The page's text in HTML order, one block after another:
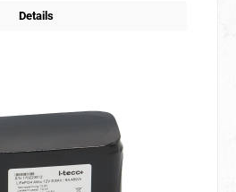
Details